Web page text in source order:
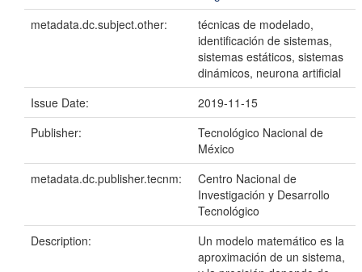
metadata.dc.subject.other:
técnicas de modelado,
identificación de sistemas,
sistemas estáticos, sistemas
dinámicos, neurona artificial
Issue Date:
2019-11-15
Publisher:
Tecnológico Nacional de
México
metadata.dc.publisher.tecnm:
Centro Nacional de
Investigación y Desarrollo
Tecnológico
Description:
Un modelo matemático es la
aproximación de un sistema,